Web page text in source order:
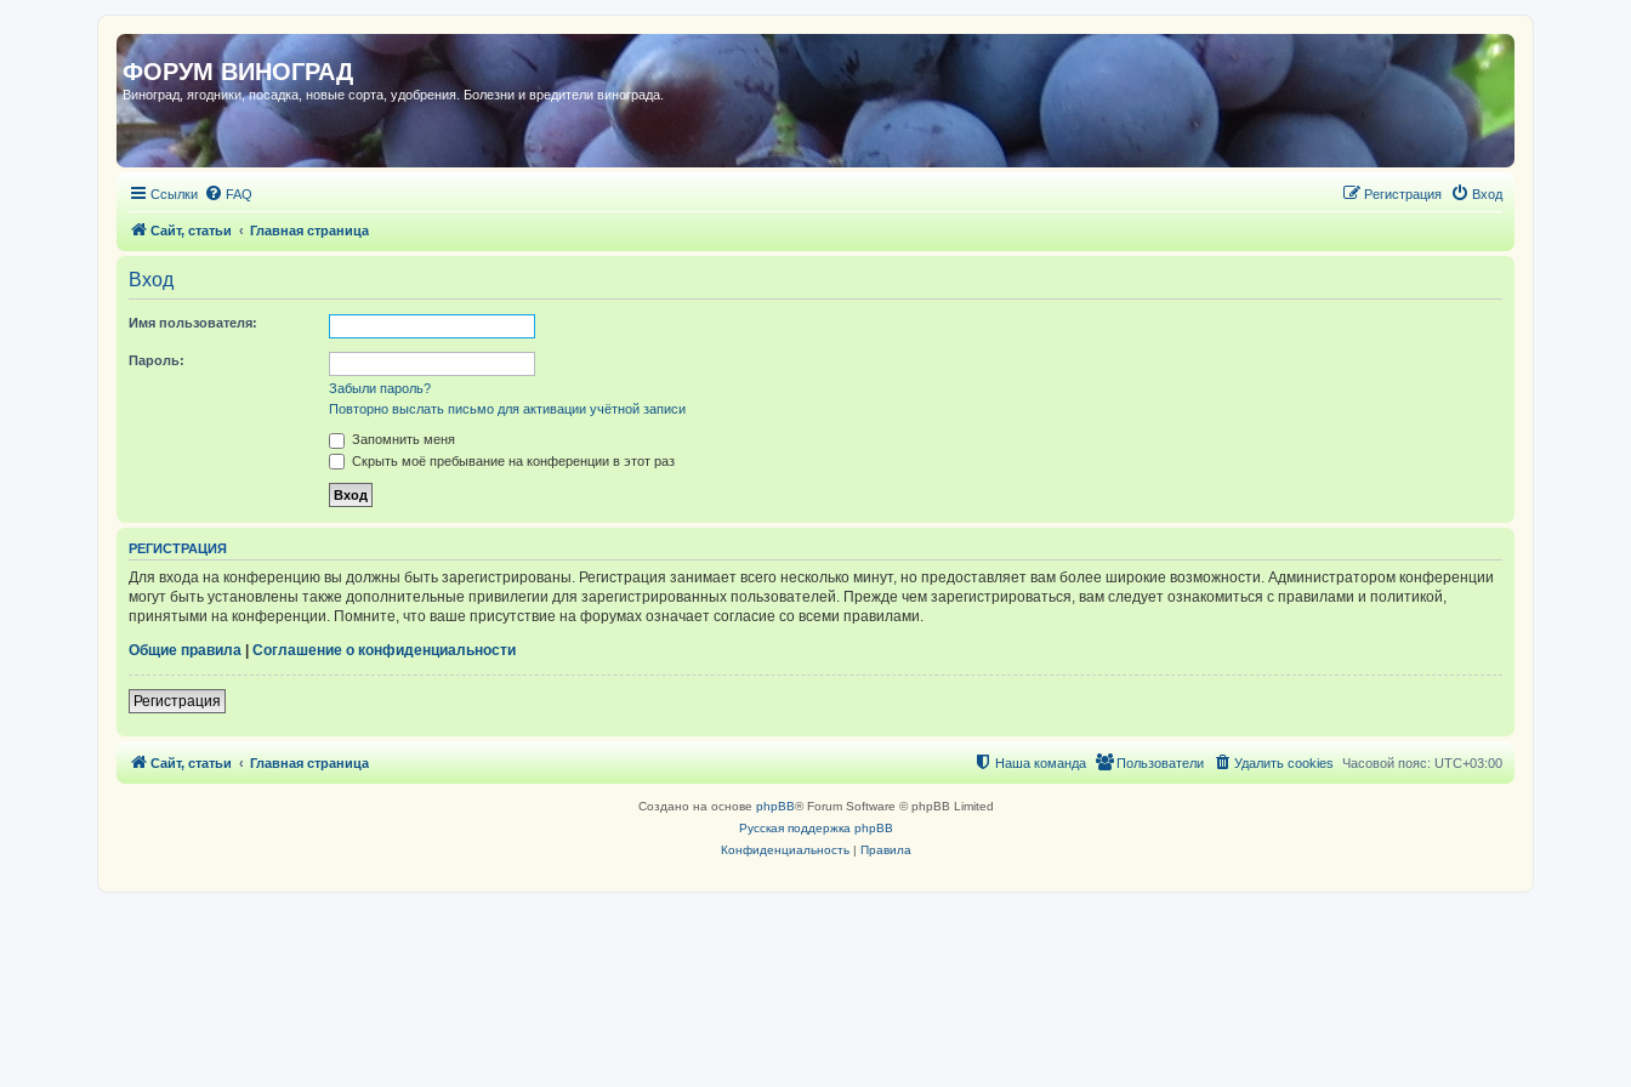
ФОРУМ ВИНОГРАД
Виноград, ягодники, посадка, новые сорта, удобрения. Болезни и вредители винограда.
Ссылки FAQ Вход
Регистрация
Сайт, статьи Главная страница
Вход
Имя пользователя:
Пароль:
Забыли пароль?
Повторно выслать письмо для активации учётной записи
Запомнить меня
Скрыть моё пребывание на конференции в этот раз
РЕГИСТРАЦИЯ
Для входа на конференцию вы должны быть зарегистрированы. Регистрация занимает всего несколько минут, но предоставляет вам более широкие возможности. Администратором конференции
могут быть установлены также дополнительные привилегии для зарегистрированных пользователей. Прежде чем зарегистрироваться, вам следует ознакомиться с правилами и политикой,
принятыми на конференции. Помните, что ваше присутствие на форумах означает согласие со всеми правилами.
Общие правила | Соглашение о конфиденциальности
Регистрация
Сайт, статьи Главная страница Часовой пояс: UTC+03:00
Удалить cookies
Пользователи
Наша команда
Создано на основе phpBB® Forum Software © phpBB Limited
Русская поддержка phpBB
Конфиденциальность| Правила